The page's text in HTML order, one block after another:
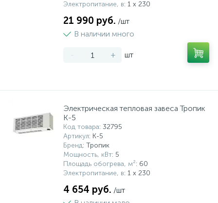
Электропитание, в: 1 x 230
21 990 руб. /шт
В наличии много
- + шт
Электрическая тепловая завеса Тропик
K-5
Код товара: 32795
Артикул: K-5
Бренд: Тропик
Мощность, кВт: 5
Площадь обогрева, м²: 60
Электропитание, в: 1 x 230
4 654 руб. /шт